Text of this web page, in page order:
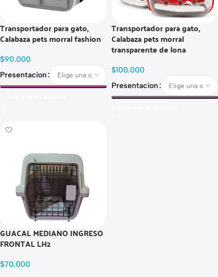
Transportador para gato,
Calabaza pets morral fashion
$90.000
Presentacion
Transportador para gato,
Calabaza pets morral
transparente de lona
$100.000
Presentacion
GUACAL MEDIANO INGRESO
FRONTAL LH2
$70.000